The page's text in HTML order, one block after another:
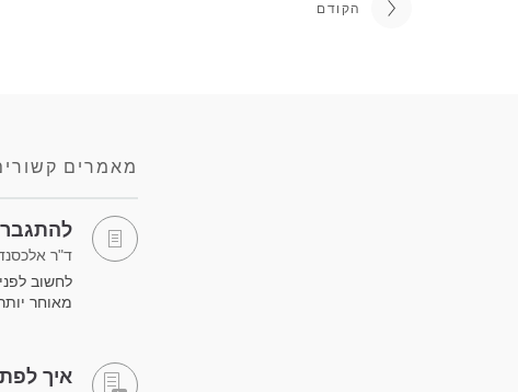
הקודם
מאמרים
להתגבר
ד"ר
לחשוב
מאוחר
איך